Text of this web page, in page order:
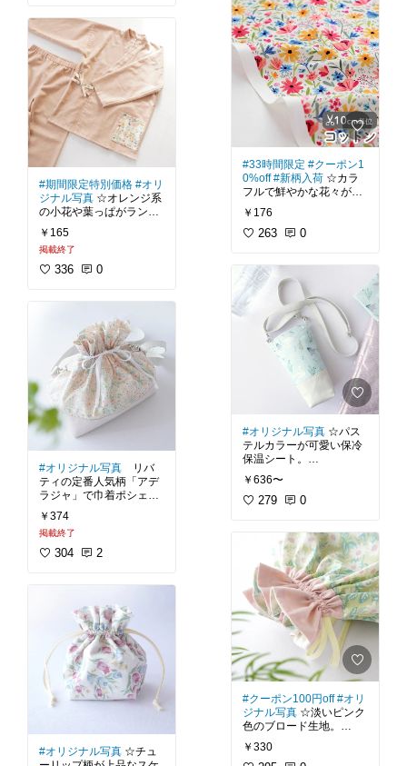
#ハンドメイド
準備
#生地
#ママに優
しい
ドメイド」では、
入学グッズの作り方を詳
細な手順画像付きで無料
公開中⭐
【おすすめグッズ】ポー
チ、巾着、ブラウス、ス
カート、トートバッグな
ど
#ハンドメイド
#生地
#ママに優しい
#買って
よかった
#小鳥
#文鳥
#水彩
気ですよね♪
ベースの色は白、ピン
ク、グリーンの3色。
どれも春らしく華やかな
印象で、春のポート・バ
ッグ類やインテリア小物
作りにはもちろん、入園
入学グッズ作りにもおす
すめです＾＾
オックスは程よい張りと
厚みがあって縫いやすい
生地なのも魅力的ですよ
😊
⭐私のブログでは、
入学グッズ
細な手順画像付きで無料
スンバッグ、上履き入
れ、体操服袋、お弁当
袋、コップ袋、ランチョ
ンマット、ポーチ、移動
ポケット、スモックなど
#ハンドメイド #入園入学
準備
#生地
#ママに優
しい
#パステルカラー
#期間限定特別価格 #オリ
ジナル写真 ☆オレンジ系
の小花や葉っぱがランダ
ムに配置されたコットン
生地。
優しいベージュ色に描か
を感じさせる、おしゃれ
な北欧テイストの薄手生
地です。
私はこの生地を、キッズ
作務衣のポケットと紐部
分にポイント使いしてみ
ました。
温かみのある色使いなの
も魅力です♪
通常10cmあたり165円の
所、100円の特別価格
（1/9まで！）
可愛らしさと上品さを兼
ね合わせているので、入
園入学グッズ作りから大
しいんですよ！（もちろ
ん両方購入しました）
生地自体は薄手でも張り
があって縫いやすいの
で、ハンドメイド初心者
さんにもおすすめです。
を詳細な手順画像付きで
無料公開中⭐
￥165
掲載終了
336 0
#オリジナル写真 リバ
ティの定番人気柄「アデ
ラジャ」で巾着ポシェッ
トを作りました。
リバティのタナローンは
色柄がとても繊細で素敵
の星々がとても上品で華
やかな生地です♪
無地と合わせるとその存
在感が引き立ちます。
アデラジャも色々なカラ
ー展開がされています
が、どれも星のきらめき
がパッと目を惹く上品さ
所々にラメグリッター加
￥374
掲載終了
304 2
#オリジナル写真 ☆チュ
淡ブルー系の生地と相性
が良いかなと思います😊
色違いの方も欲しいな
ぁ。
⭐ハンドメイドブログ
「うろこのあれこれハン
ドメイド」では、#入園
の作り方を詳
細な手順画像付きで無料
公開中⭐
【おすすめグッズ】レッ
スンバッグ、上履き入
袋、コップ袋、ランチョ
ンマット、ポーチ、移動
#ハンドメイド
#ママに優しい
#買って
よかった
イナップルのような格子
状になっていて、見た目
がとってもお洒落な雰囲
気です♪
両面タイプなので手触
り・柔らかさとも抜群。
思わず頬ずりしたくなる
触り心地＾＾
私はこの生地とイチゴ刺
繍のヌビキルトで娘用の
ポシェットを作りまし
た。
冬のお出かけにぴったり
の可愛らしさです♪
ボア生地ですが案外縫い
端からあまり抜け毛が出
ないのもおすすめポイン
トです😊
【おすすめグッズ】マフ
ラー、ネックウォーマ
ー、スヌード、ブランケ
ット、クッションカバ
ー、ポーチ、巾着、バッ
グ、ベストなど
#ハンドメイド #ボア
#
ファー
#生地
#ママに
優しい #くすみカラー #
ナチュラル
#33時間限定 #クーポン1
0%off #新柄入荷 ☆カラ
フルで鮮やかな花々が描
かれたコットン生地。
赤にオレンジ、青にグリ
るような濃いめのタッチ
で描かれた、とても華や
かな1枚。
海外デザイナーさんらし
い明るい色彩がお洒落で
すよね！
こちらの素敵な新柄生地
が、33時間限定クーポン
仕様で10％off！
薄めのコットン生地なの
で小物作りや洋服はもち
ろん、リビングキッチン
アイテムを作ってもお部
す♪
#お買い物マラソン
#マ
マに優しい
#デザイナ
ーズ生地
#ハンドメイ
#水彩
￥176
263 0
#オリジナル写真 ☆パス
テルカラーが可愛い保冷
保温シート。
ペットボトルカバーやお
弁当袋の内側に使いたい
こちらの保冷保温シート
は4層構造としっかりし
ているのに、ゴワゴワと
固いことはなくとても柔
らかな手触りが特徴。
実際にペットボトルカバ
ーのの内生地として使っ
てみましたが、家庭用ミ
シンでもスイスイとスト
レス無く縫えたのが印象
的です♪
（このペットボトルカバ
ーの作り方はブログにて
無料公開中）
￥636〜
279 0
#クーポン100円off #オリ
ジナル写真 ☆淡いピンク
色のブロード生地。
薄手でしなやかな無地の
￥330